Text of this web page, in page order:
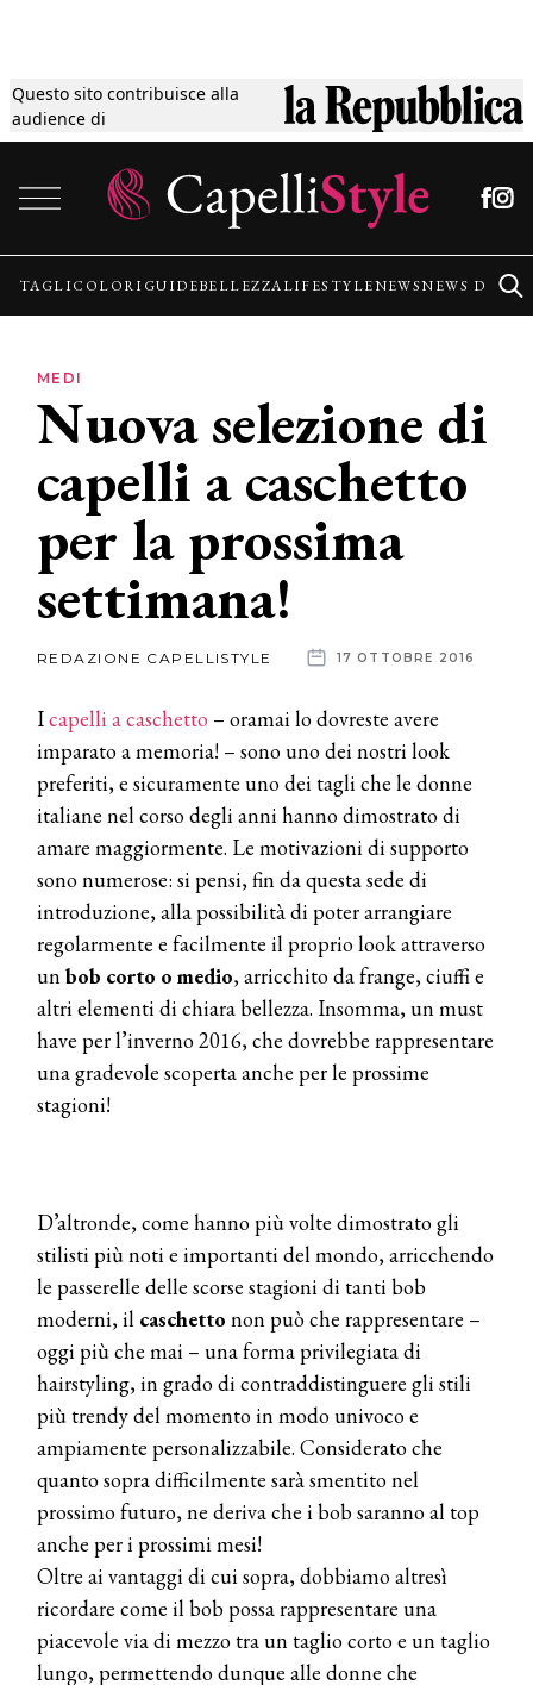
Questo sito contribuisce alla
audience di
Tagli
Colori
Guide
Lifestyle
News
News
TAGLICOLORI GUIDEBELLEZZALIFESTYLENEWSNEWS
MEDI
Nuova selezione di
capelli a caschetto
per la prossima
settimana!
REDAZIONE CAPELLISTYLE 17 OTTOBRE 2016
Icapelli a caschetto – oramai lo dovreste avere
imparato a memoria! – sono uno dei nostri look
preferiti, e sicuramente uno dei tagli che le donne
italiane nel corso degli anni hanno dimostrato di
amare maggiormente. Le motivazioni di supporto
sono numerose: si pensi, fin da questa sede di
introduzione, alla possibilità di poter arrangiare
regolarmente e facilmente il proprio look attraverso
unbob corto o medio, arricchito da frange, ciuffi e
altri elementi di chiara bellezza. Insomma, un must
have per l’inverno 2016, che dovrebbe rappresentare
una gradevole scoperta anche per le prossime
stagioni!
D’altronde, come hanno più volte dimostrato gli
stilisti più noti e importanti del mondo, arricchendo
le passerelle delle scorse stagioni di tanti bob
moderni, il caschetto non può che rappresentare –
oggi più che mai – una forma privilegiata di
hairstyling, in grado di contraddistinguere gli stili
più trendy del momento in modo univoco e
ampiamente personalizzabile. Considerato che
quanto sopra difficilmente sarà smentito nel
prossimo futuro, ne deriva che i bob saranno al top
anche per i prossimi mesi!
Oltre ai vantaggi di cui sopra, dobbiamo altresì
ricordare come il bob possa rappresentare una
piacevole via di mezzo tra un taglio corto e un taglio
lungo, permettendo dunque alle donne che